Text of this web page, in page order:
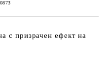
0873
с призрачен ефект на